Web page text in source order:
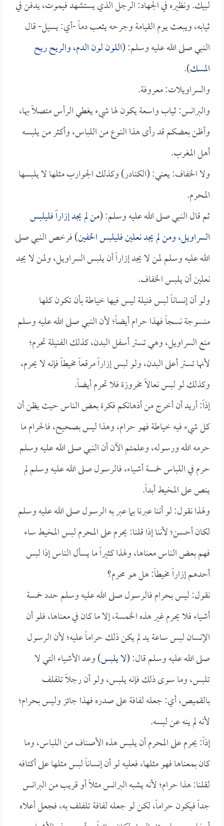
لبيك. ونظيره في الجهاد: الرجل الذي يستشهد فيموت، يدفن في
ثيابه، ويبعث يوم القيامة وجرحه يثعب دماً -أي: يسيل- قال
النبي صلى الله عليه وسلم: (اللون لون الدم، والريح ريح
المسك).
والسراويلات: معروفة.
والبرانس: ثياب واسعة يكون لها شيء يغطي الرأس متصلاً بها،
وأظن بعضكم قد رأى هذا النوع من اللباس، وأكثر من يلبسه
أهل المغرب.
ولا الخفاف: يعني: (الكنادر) وكذلك الجوارب مثلها لا يلبسها
المحرم.
ثم قال النبي صلى الله عليه وسلم: (من لم يجد إزاراً فليلبس
السراويل، ومن لم يجد نعلين فليلبس الخفين) فرخص النبي صلى
الله عليه وسلم لمن لا يجد إزاراً أن يلبس السراويل، ولمن لا يجد
نعلين أن يلبس الخفاف.
ولو أن إنساناً لبس فنيلة ليس فيها خياطة بأن تكون كلها
منسوجة نسجاً فهذا حرام أيضاً؛ لأن النبي صلى الله عليه وسلم
منع السراويل، وهي تستر أسفل البدن، كذلك الفنيلة تحرم؛
لأنها تستر أعلى البدن، ولو لبس إزاراً مرقعاً مخيطاً فإنه لا يحرم،
وكذلك لو لبس نعالاً مخروزة فلا تحرم أيضاً.
إذاً: أريد أن أخرج من أذهانكم فكرة بعض الناس حيث يظن أن
كل شيء فيه خياطة فهو حرام، وهذا ليس بصحيح، فالحرام ما
حرمه الله ورسوله، وعلمتم الآن أن النبي صلى الله عليه وسلم
حرم في اللباس خمسة أشياء، فالرسول صلى الله عليه وسلم لم
ينص على المخيط أبداً.
ولهذا نقول: لو أننا عبرنا بما عبر به الرسول صلى الله عليه وسلم
لكان أحسن؛ لأننا إذا قلنا: يحرم على المحرم لبس المخيط ساء
فهم بعض الناس معناها، ولهذا كثيراً ما يسأل الناس إذا لبس
أحدهم إزاراً مخيطاً: هل هو محرم؟
نقول: ليس بحرام فالرسول صلى الله عليه وسلم حدد خمسة
أشياء فلا يحرم غير هذه الخمسة، إلا ما كان في معناها، فلو أن
الإنسان لبس ساعة يد لم يكن ذلك حراماً عليه؛ لأن الرسول
صلى الله عليه وسلم قال: (لا يلبس) وعد الأشياء التي لا
تلبس، وما سوى ذلك فإنه يلبس، ولو أن رجلاً تلفلف
بالقميص، أي: جعله لفافة على صدره فهذا جائز وليس بحرام؛
لأنه لم ينه عن لبسه.
إذاً: يحرم على المحرم أن يلبس هذه الأصناف من اللباس، وما
كان بمعناها فهو مثلها، فعليه لو أن إنساناً لبس مثلها على أكتافه
لقلنا: هذا حرام؛ لأنه يشبه البرانس مثلاً أو قريب من البرانس
جداً فيكون حراماً، لكن لو جعله لفافة تلفلف به، فجعل أعلاه